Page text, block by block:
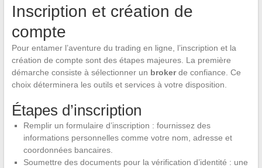
Inscription et création de
compte
Pour entamer l’aventure du trading en ligne, l’inscription et la
création de compte sont des étapes majeures. La première
démarche consiste à sélectionner un brokerde confiance. Ce
choix déterminera les outils et services à votre disposition.
Étapes d’inscription
Remplir un formulaire d’inscription : fournissez des
informations personnelles comme votre nom, adresse et
coordonnées bancaires.
Soumettre des documents pour la vérification d’identité : une